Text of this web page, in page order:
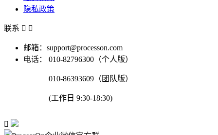
隐私政策
联系  
邮箱：support@processon.com
电话：
010-82796300（个人版）
010-86393609（团队版）
(工作日 9:30-18:30)
